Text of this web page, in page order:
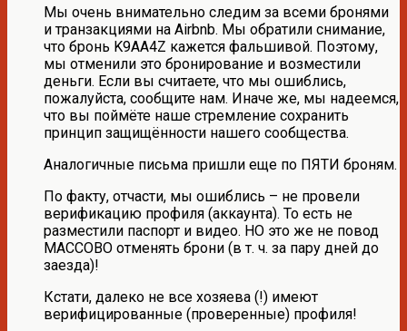
Мы очень внимательно следим за всеми бронями
и транзакциями на Airbnb. Мы обратили снимание,
что бронь K9AA4Z кажется фальшивой. Поэтому,
мы отменили это бронирование и возместили
деньги. Если вы считаете, что мы ошиблись,
пожалуйста, сообщите нам. Иначе же, мы надеемся,
что вы поймёте наше стремление сохранить
принцип защищённости нашего сообщества.
Аналогичные письма пришли еще по ПЯТИ броням.
По факту, отчасти, мы ошиблись – не провели
верификацию профиля (аккаунта). То есть не
разместили паспорт и видео. НО это же не повод
МАССОВО отменять брони (в т. ч. за пару дней до
заезда)!
Кстати, далеко не все хозяева (!) имеют
верифицированные (проверенные) профиля!